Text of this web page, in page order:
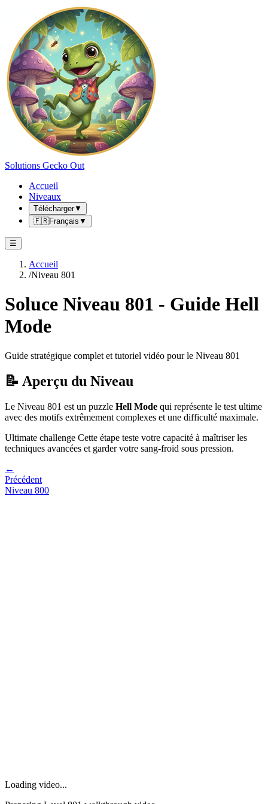
Solutions Gecko Out
Accueil
Niveaux
Télécharger▼
🇫🇷Français ▼
☰
Accueil
/Niveau 801
Soluce Niveau 801 - Guide Hell
Mode
Guide stratégique complet et tutoriel vidéo pour le Niveau 801
📝 Aperçu du Niveau
Le Niveau 801 est un puzzle Hell Mode qui représente le test ultime
avec des motifs extrêmement complexes et une difficulté maximale.
Ultimate challenge Cette étape teste votre capacité à maîtriser les
techniques avancées et garder votre sang-froid sous pression.
←
Précédent
Niveau 800
Loading video...